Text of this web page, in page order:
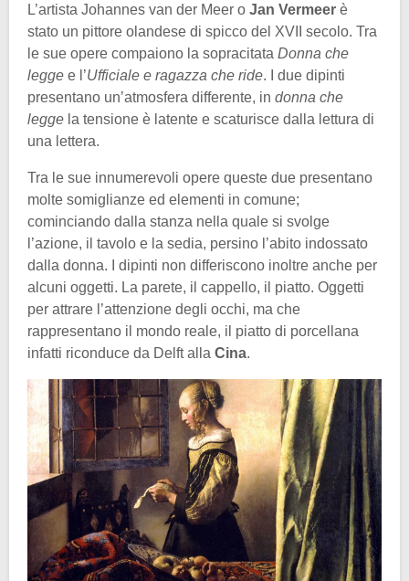
L’artista Johannes van der Meer o Jan Vermeer è
stato un pittore olandese di spicco del XVII secolo. Tra
le sue opere compaiono la sopracitata Donna che
legge e l’Ufficiale e ragazza che ride. I due dipinti
presentano un’atmosfera differente, in donna che
legge la tensione è latente e scaturisce dalla lettura di
una lettera.
Tra le sue innumerevoli opere queste due presentano
molte somiglianze ed elementi in comune;
cominciando dalla stanza nella quale si svolge
l’azione, il tavolo e la sedia, persino l’abito indossato
dalla donna. I dipinti non differiscono inoltre anche per
alcuni oggetti. La parete, il cappello, il piatto. Oggetti
per attrare l’attenzione degli occhi, ma che
rappresentano il mondo reale, il piatto di porcellana
infatti riconduce da Delft alla Cina.